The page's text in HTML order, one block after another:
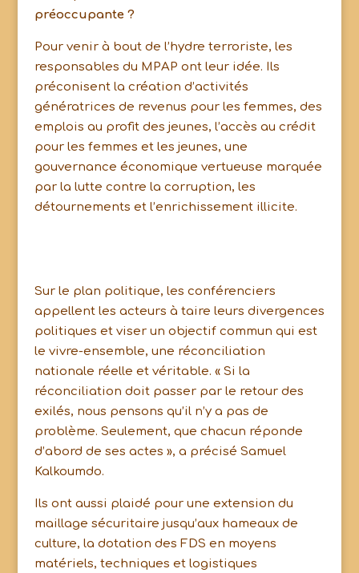
préoccupante ?
Pour venir à bout de l’hydre terroriste, les
responsables du MPAP ont leur idée. Ils
préconisent la création d’activités
génératrices de revenus pour les femmes, des
emplois au profit des jeunes, l’accès au crédit
pour les femmes et les jeunes, une
gouvernance économique vertueuse marquée
par la lutte contre la corruption, les
détournements et l’enrichissement illicite.
Sur le plan politique, les conférenciers
appellent les acteurs à taire leurs divergences
politiques et viser un objectif commun qui est
le vivre-ensemble, une réconciliation
nationale réelle et véritable. « Si la
réconciliation doit passer par le retour des
exilés, nous pensons qu’il n’y a pas de
problème. Seulement, que chacun réponde
d’abord de ses actes », a précisé Samuel
Kalkoumdo.
Ils ont aussi plaidé pour une extension du
maillage sécuritaire jusqu’aux hameaux de
culture, la dotation des FDS en moyens
matériels, techniques et logistiques